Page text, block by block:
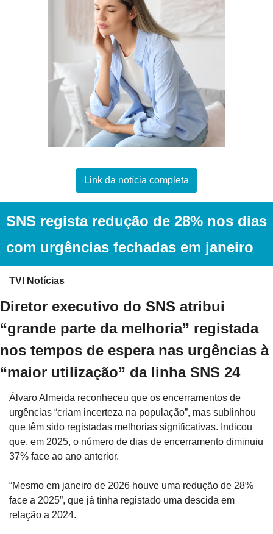
Link da notícia completa
SNS regista redução de 28% nos dias
com urgências fechadas em janeiro
TVI Notícias
Diretor executivo do SNS atribui
“grande parte da melhoria” registada
nos tempos de espera nas urgências à
“maior utilização” da linha SNS 24
Álvaro Almeida reconheceu que os encerramentos de
urgências “criam incerteza na população”, mas sublinhou
que têm sido registadas melhorias significativas. Indicou
que, em 2025, o número de dias de encerramento diminuiu
37% face ao ano anterior.
“Mesmo em janeiro de 2026 houve uma redução de 28%
face a 2025”, que já tinha registado uma descida em
relação a 2024.